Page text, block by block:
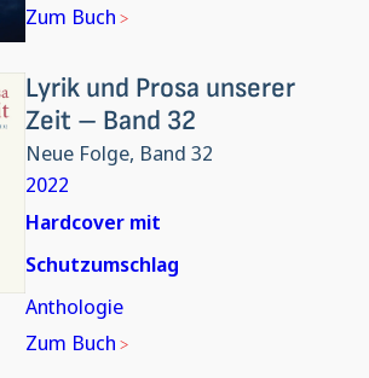
Zum Buch
Lyrik und Prosa unserer
Zeit – Band 32
Neue Folge, Band 32
2022
Hardcover mit
Schutzumschlag
Anthologie
Zum Buch